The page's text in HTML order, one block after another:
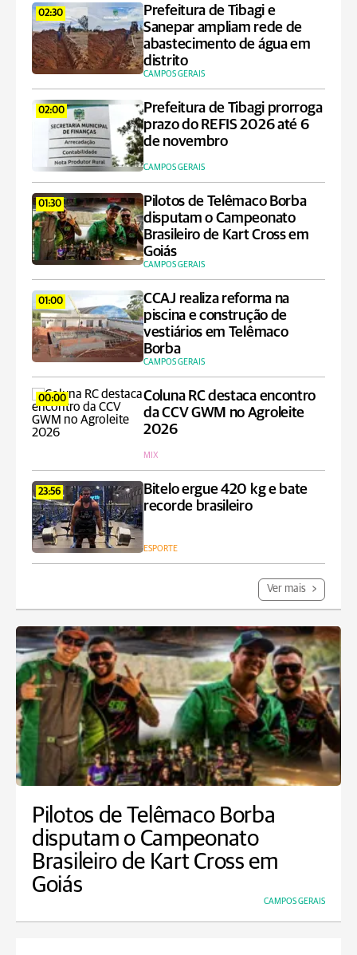
02:30
Prefeitura de Tibagi e
Sanepar ampliam rede de
abastecimento de água em
distrito
CAMPOS GERAIS
02:00
Prefeitura de Tibagi prorroga
prazo do REFIS 2026 até 6
de novembro
CAMPOS GERAIS
01:30
Pilotos de Telêmaco Borba
disputam o Campeonato
Brasileiro de Kart Cross em
Goiás
CAMPOS GERAIS
01:00
CCAJ realiza reforma na
piscina e construção de
vestiários em Telêmaco
Borba
CAMPOS GERAIS
00:00
Coluna RC destaca encontro
da CCV GWM no Agroleite
2026
MIX
23:56
Bitelo ergue 420 kg e bate
recorde brasileiro
ESPORTE
Ver mais
Pilotos de Telêmaco Borba
disputam o Campeonato
Brasileiro de Kart Cross em
Goiás
CAMPOS GERAIS